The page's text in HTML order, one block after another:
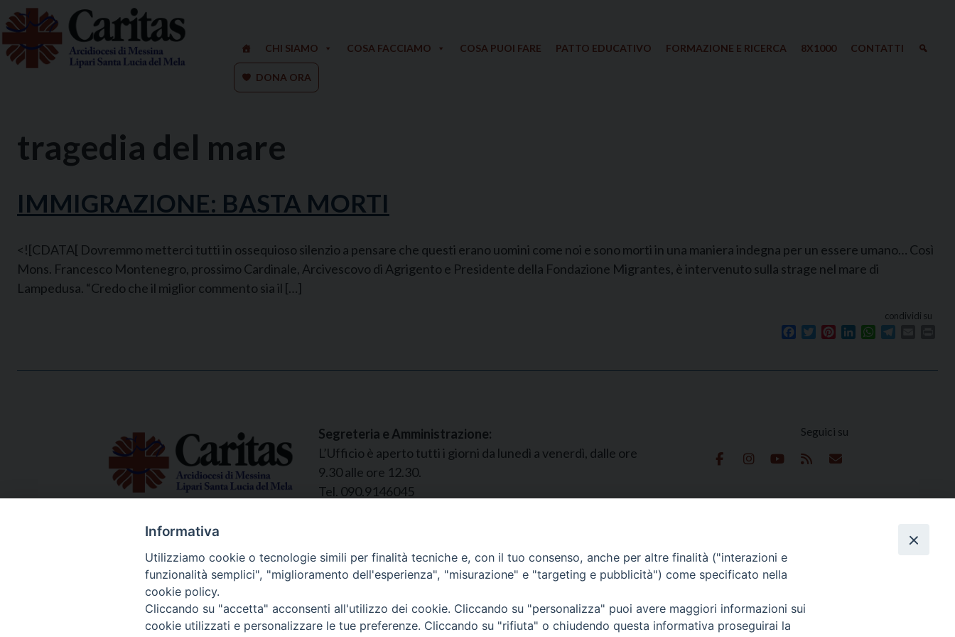
Skip
to
content
CHI SIAMO COSA FACCIAMO COSA PUOI FARE PATTO EDUCATIVO FORMAZIONE E RICERCA 8X1000 CONTATTI
DONA ORA
tragedia del mare
IMMIGRAZIONE: BASTA MORTI
<![CDATA[ Dovremmo metterci tutti in ossequioso silenzio a pensare che questi erano uomini come noi e sono morti in una maniera indegna per un essere umano… Così
Mons. Francesco Montenegro, prossimo Cardinale, Arcivescovo di Agrigento e Presidente della Fondazione Migrantes, è intervenuto sulla strage nel mare di
Lampedusa. “Credo che il miglior commento sia il […]
condividi su
Facebook
TwitterPinterestLinkedInWhatsApp
Via Emilia, 19 (Provinciale)
98124 - Messina
Segreteria e Amministrazione:
L’Ufficio è aperto tutti i giorni da lunedì a venerdì, dalle ore
9.30 alle ore 12.30.
Tel. 090.9146045
Seguici su
© 2022 - 2025 Caritas Arcidiocesi di Messina Lipari Santa Lucia del Mela - All Rights Reserved | Privacy Policy
Informativa
Utilizziamo cookie o tecnologie simili per finalità tecniche e, con il tuo consenso, anche per altre finalità ("interazioni e
funzionalità semplici", "miglioramento dell'esperienza", "misurazione" e "targeting e pubblicità") come specificato nella
cookie policy.
Cliccando su "accetta" acconsenti all'utilizzo dei cookie. Cliccando su "personalizza" puoi avere maggiori informazioni sui
cookie utilizzati e personalizzare le tue preferenze. Cliccando su "rifiuta" o chiudendo questa informativa proseguirai la